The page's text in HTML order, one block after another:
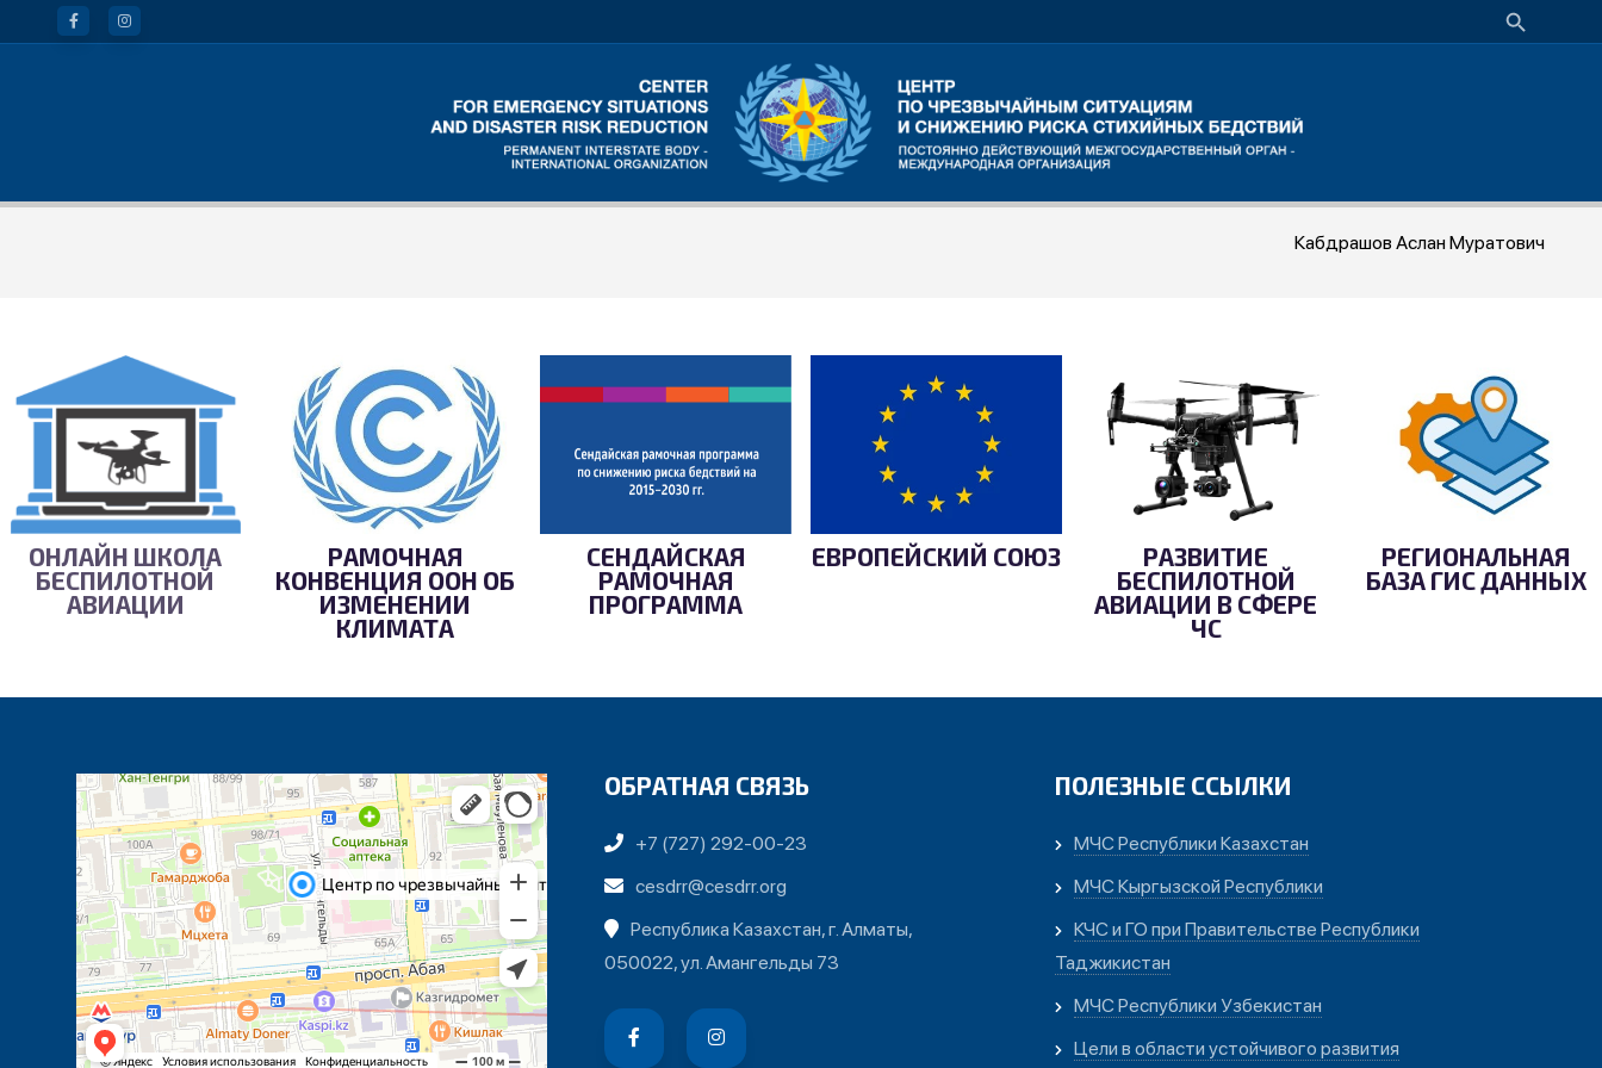
Кабдрашов Аслан Муратович
ОНЛАЙН ШКОЛА
БЕСПИЛОТНОЙ
АВИАЦИИ
РАМОЧНАЯ
КОНВЕНЦИЯ ООН ОБ
ИЗМЕНЕНИИ
КЛИМАТА
СЕНДАЙСКАЯ
РАМОЧНАЯ
ПРОГРАММА
ЕВРОПЕЙСКИЙ СОЮЗ
РАЗВИТИЕ
БЕСПИЛОТНОЙ
АВИАЦИИ В СФЕРЕ
ЧС
РЕГИОНАЛЬНАЯ
БАЗА ГИС ДАННЫХ
ОБРАТНАЯ СВЯЗЬ
+7 (727) 292-00-23
cesdrr@cesdrr.org
Республика Казахстан, г. Алматы,
050022, ул. Амангельды 73
ПОЛЕЗНЫЕ ССЫЛКИ
МЧС Республики Казахстан
МЧС Кыргызской Республики
КЧС и ГО при Правительстве Республики
Таджикистан
МЧС Республики Узбекистан
Цели в области устойчивого развития